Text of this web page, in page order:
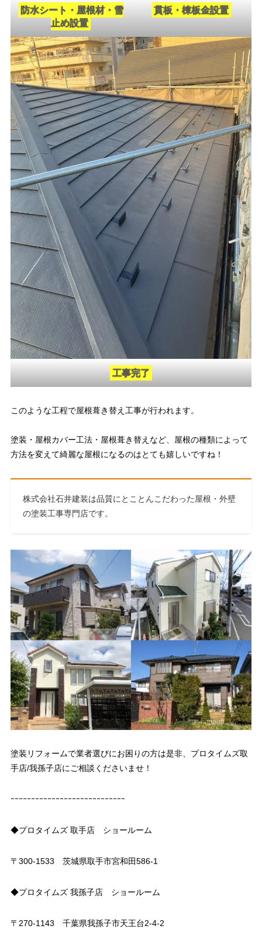
防水シート・屋根材・雪
止め設置
貫板・棟板金設置
工事完了
このような工程で屋根葺き替え工事が行われます。
塗装・屋根カバー工法・屋根葺き替えなど、屋根の種類によって
方法を変えて綺麗な屋根になるのはとても嬉しいですね！
株式会社石井建装は品質にとことんこだわった屋根・外壁
の塗装工事専門店です。
塗装リフォームで業者選びにお困りの方は是非、プロタイムズ取
手店/我孫子店にご相談くださいませ！
ｰｰｰｰｰｰｰｰｰｰｰｰｰｰｰｰｰｰｰｰｰｰｰｰｰｰｰｰ
◆プロタイムズ 取手店 ショールーム
〒300-1533 茨城県取手市宮和田586-1
◆プロタイムズ 我孫子店 ショールーム
〒270-1143 千葉県我孫子市天王台2-4-2